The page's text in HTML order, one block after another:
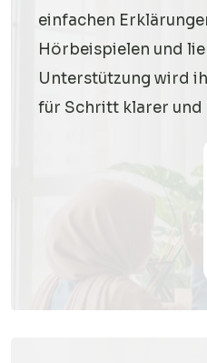
einfachen
Hörbeispielen und
Unterstützung wird
für Schritt klarer und